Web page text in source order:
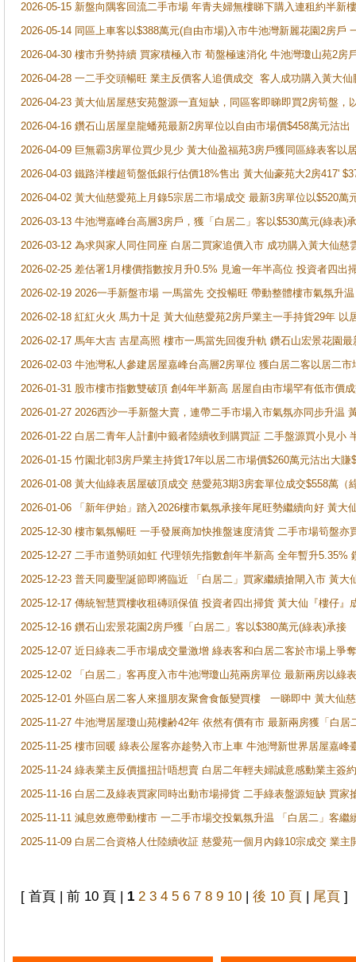
2026-05-15 新盤向隅客回流二手市場 年青夫婦無樓睇下購入連租約半新
2026-05-14 同區上車客以$388萬元(自由市場)入市牛池灣新麗花園2房戶
2026-04-30 樓市升勢持續 買家積極入市 荀盤極速消化 牛池灣瓊山苑2房
2026-04-28 一二手交頭暢旺 業主反價客人追價成交 客人成功購入黃大
2026-04-23 黃大仙居屋慈安苑盤源一直短缺，同區客即睇即買2房筍盤，
2026-04-16 鑽石山居屋皇龍蟠苑最新2房單位以自由市場價$458萬元沽出
2026-04-09 巨無霸3房單位買少見少 黃大仙盈福苑3房戶獲同區綠表客以
2026-04-03 鐵路洋樓超筍盤低銀行估價18%售出 黃大仙豪苑大2房417'
2026-04-02 黃大仙慈愛苑上月錄5宗居二市場成交 最新3房單位以$520萬
2026-03-13 牛池灣嘉峰台高層3房戶，獲「白居二」客以$530萬元(綠表)
2026-03-12 為求與家人同住同座 白居二買家追價入市 成功購入黃大仙
2026-02-25 差估署1月樓價指數按月升0.5% 見逾一年半高位 投資者四
2026-02-19 2026一手新盤市場 一馬當先 交投暢旺 帶動整體樓市氣氛升
2026-02-18 紅紅火火 馬力十足 黃大仙慈愛苑2房戶業主一手持貨29年 以
2026-02-17 馬年大吉 吉星高照 樓市一馬當先回復升軌 鑽石山宏景花園
2026-02-03 牛池灣私人參建居屋嘉峰台高層2房單位 獲白居二客以居二市
2026-01-31 股市樓市指數雙破頂 創4年半新高 居屋自由市場罕有低市價
2026-01-27 2026西沙一手新盤大賣，連帶二手市場入市氣氛亦同步升温
2026-01-22 白居二青年人計劃中籤者陸續收到購買証 二手盤源買小見小
2026-01-15 竹園北邨3房戶業主持貨17年以居二市場價$260萬元沽出大賺
2026-01-08 黃大仙綠表居屋破頂成交 慈愛苑3期3房套單位成交$558萬（
2026-01-06 「新年伊始」踏入2026樓市氣氛承接年尾旺勢繼續向好 黃
2025-12-30 樓市氣氛暢旺 一手發展商加快推盤速度清貨 二手市場筍盤
2025-12-27 二手市道勢頭如虹 代理領先指數創年半新高 全年暫升5.35%
2025-12-23 普天同慶聖誕節即將臨近 「白居二」買家繼續搶閘入市 黃
2025-12-17 傳統智慧買樓收租磚頭保值 投資者四出掃貨 黃大仙『樓仔
2025-12-16 鑽石山宏景花園2房戶獲「白居二」客以$380萬元(綠表)承接
2025-12-07 近日綠表二手市場成交量激增 綠表客和白居二客於市場上
2025-12-02 「白居二」客再度入市牛池灣瓊山苑兩房單位 最新兩房以綠
2025-12-01 外區白居二客人來搵朋友聚會食飯變買樓 一睇即中 黃大仙
2025-11-27 牛池灣居屋瓊山苑樓齢42年 依然有價有市 最新兩房獲「白居
2025-11-25 樓市回暖 綠表公屋客亦趁勢入市上車 牛池灣新世界居屋嘉峰
2025-11-24 綠表業主反價搵扭計唔想賣 白居二年輕夫婦誠意感動業主簽
2025-11-16 白居二及綠表買家同時出動市場掃貨 二手綠表盤源短缺 買
2025-11-11 減息效應帶動樓市 一二手市場交投氣氛升温 「白居二」客
2025-11-09 白居二合資格人仕陸續收証 慈愛苑一個月內錄10宗成交 業
[ 首頁 | 前 10 頁 | 1 2 3 4 5 6 7 8 9 10 | 後 10 頁 | 尾頁 ]